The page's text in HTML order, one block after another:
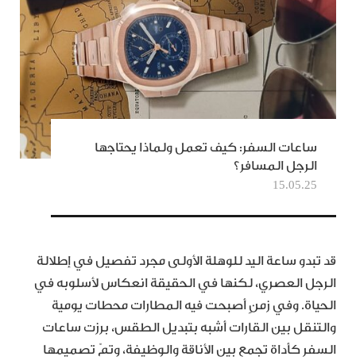
ساعات السفر: كيف تعمل ولماذا يحتاجها
الرجل المسافر؟
15.05.25
قد تبدو ساعة اليد للوهلة الأولى مجرد تفصيل في إطلالة
الرجل العصري، لكنها في الحقيقة انعكاس لأسلوبه في
الحياة. وفي زمنٍ أصبحت فيه المطارات محطات يومية
والتنقل بين القارات أشبه بتبديل الطقس، برزت ساعات
السفر كأداة تجمع بين الأناقة والوظيفة، وتمّ تصميمها